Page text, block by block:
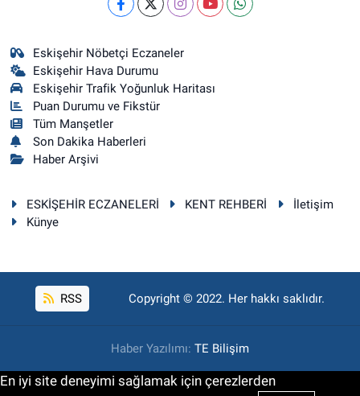
Eskişehir Nöbetçi Eczaneler
Eskişehir Hava Durumu
Eskişehir Trafik Yoğunluk Haritası
Puan Durumu ve Fikstür
Tüm Manşetler
Son Dakika Haberleri
Haber Arşivi
ESKİŞEHİR ECZANELERİ KENT REHBERİ
İletişim
Künye
RSS Copyright © 2022. Her hakkı saklıdır.
Haber Yazılımı: TE Bilişim
En iyi site deneyimi sağlamak için çerezlerden